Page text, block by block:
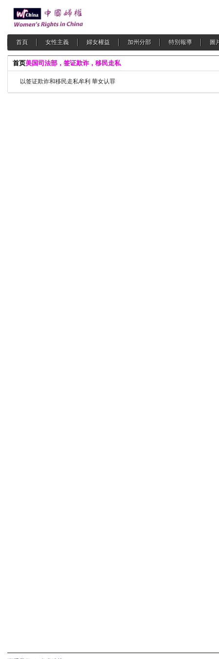
首頁 女性主義 婦女權益 加州分部 特別報導 圖
首页美国司法部，签证欺诈，移民走私
以签证欺诈和移民走私牟利 華女认罪